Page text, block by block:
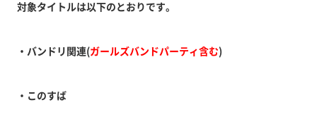
対象タイトルは以下のとおりです。
・バンドリ関連(ガールズバンドパーティ含む)
・このすば